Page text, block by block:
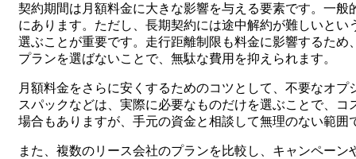
契約期間は月額料金に大きな影響を与える要素です。一
にあります。ただし、長期契約には途中解約が難しいと
選ぶことが重要です。走行距離制限も料金に影響するた
プランを選ばないことで、無駄な費用を抑えられます。
月額料金をさらに安くするためのコツとして、不要なオ
スパックなどは、実際に必要なものだけを選ぶことで、
場合もありますが、手元の資金と相談して無理のない範囲
また、複数のリース会社のプランを比較し、キャンペー